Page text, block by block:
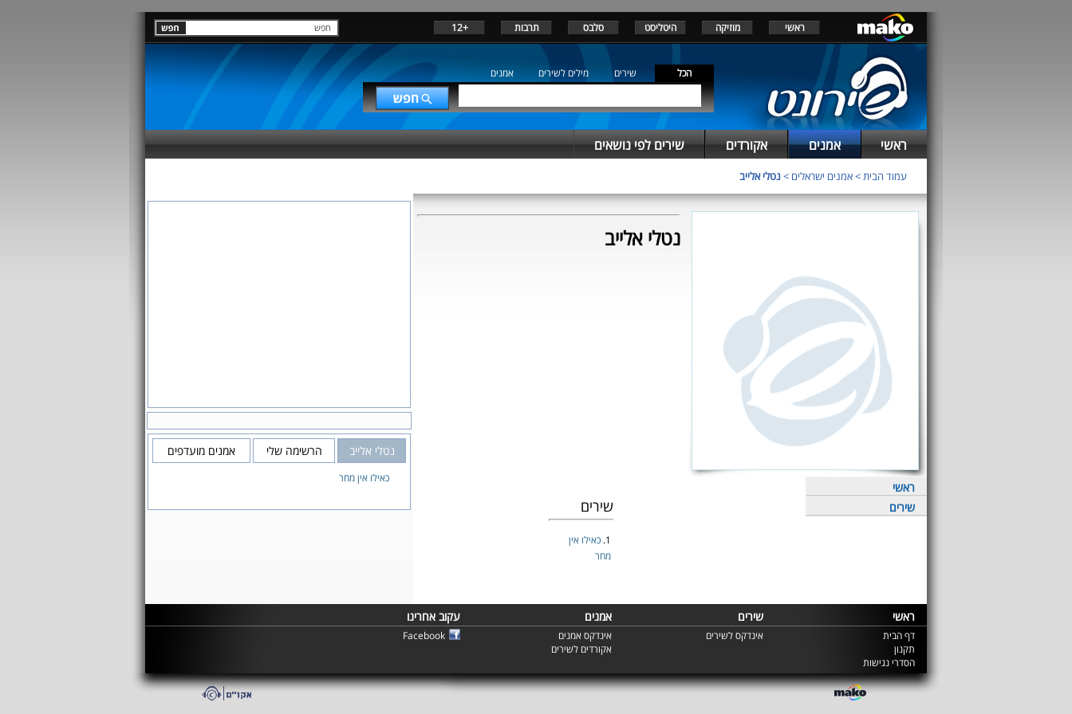
ראשי מוזיקה היטליסט סלבס תרבות +12
הכל שירים מילים לשירים אמנים
ראשי אמנים אקורדים שירים לפי נושאים
עמוד הבית>אמנים ישראלים >נטלי אלייב
נטלי אלייב
ראשי
שירים
שירים
1. כאילו אין
מחר
נטלי אלייב הרשימה שלי אמנים מועדפים
כאילו אין מחר
ראשי שירים אמנים עקוב אחרינו
דף הבית
תקנון
הסדרי נגישות
אינדקס לשירים
אינדקס אמנים
אקורדים לשירים
Facebook